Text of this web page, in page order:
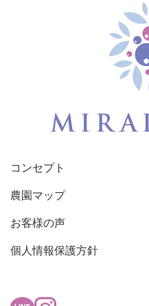
コンセプト
農園マップ
お客様の声
個人情報保護方針